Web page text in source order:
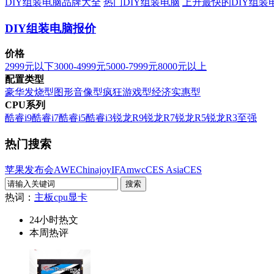
DIY组装电脑报价
价格
2999元以下3000-4999元5000-7999元8000元以上
配置类型
豪华发烧型图形音像型疯狂游戏型经济实惠型
CPU系列
酷睿i9酷睿i7酷睿i5酷睿i3锐龙R9锐龙R7锐龙R5锐龙R3至强
热门搜索
苹果发布会AWEChinajoyIFAmwcCES AsiaCES
热词： 主板cpu显卡
24小时热文
本周热评